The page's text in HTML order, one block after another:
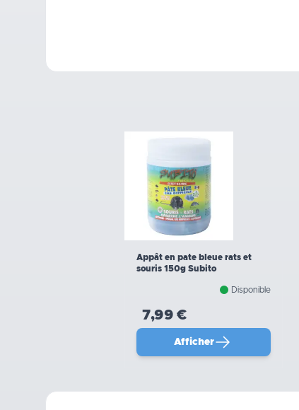
Appât en pate bleue rats et
souris 150g Subito
Disponible
7,99 €
Afficher